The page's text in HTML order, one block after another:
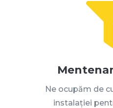
Ne ocupăm de
instalației